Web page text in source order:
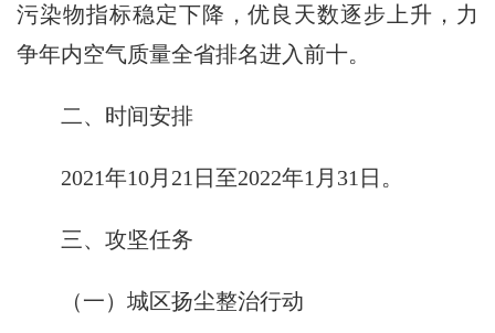
污染物指标稳定下降，优良天数逐步上升，力
争年内空气质量全省排名进入前十。
二、时间安排
2021年10月21日至2022年1月31日。
三、攻坚任务
（一）城区扬尘整治行动